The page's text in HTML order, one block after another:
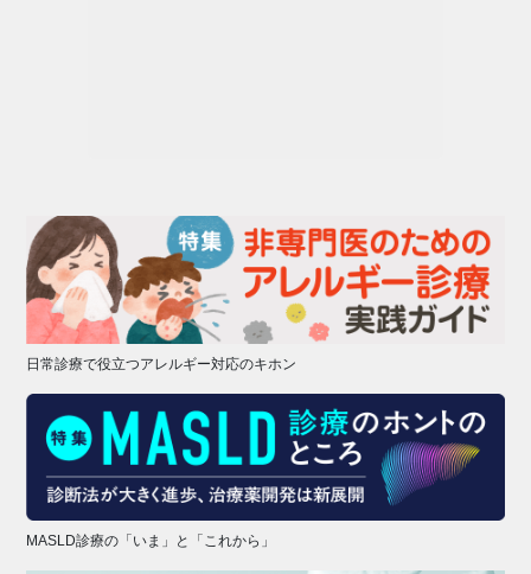
日常診療で役立つアレルギー対応のキホン
MASLD診療の「いま」と「これから」